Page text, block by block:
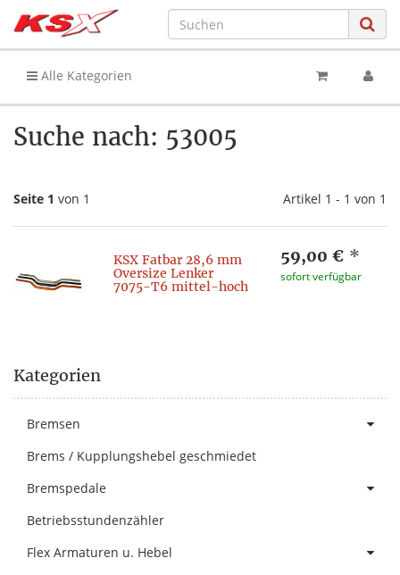
Alle Kategorien
Suche nach: 53005
Seite 1 von 1 Artikel 1 - 1 von 1
KSX Fatbar 28,6 mm
Oversize Lenker
7075-T6 mittel-hoch
59,00 € *
sofort verfügbar
Kategorien
Bremsen
Brems / Kupplungshebel geschmiedet
Bremspedale
Betriebsstundenzähler
Flex Armaturen u. Hebel